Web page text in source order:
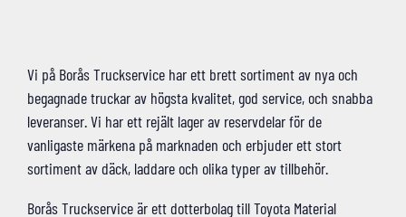
Vi på Borås Truckservice har ett brett sortiment av nya och
begagnade truckar av högsta kvalitet, god service, och snabba
leveranser. Vi har ett rejält lager av reservdelar för de
vanligaste märkena på marknaden och erbjuder ett stort
sortiment av däck, laddare och olika typer av tillbehör.
Borås Truckservice är ett dotterbolag till Toyota Material